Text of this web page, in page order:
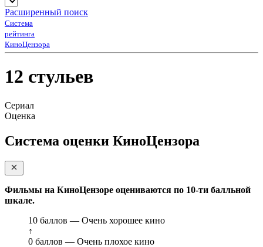
Расширенный поиск
Система
рейтинга
КиноЦензора
12 стульев
Сериал
Оценка
Система оценки КиноЦензора
Фильмы на КиноЦензоре оцениваются по 10-ти балльной
шкале.
10 баллов — Очень хорошее кино
↑
0 баллов — Очень плохое кино